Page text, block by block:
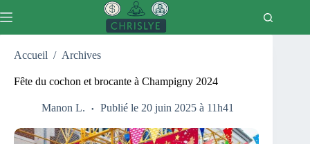
au
Accueil / Archives
Fête du cochon et brocante à Champigny 2024
Manon L. Publié le 20 juin 2025 à 11h41